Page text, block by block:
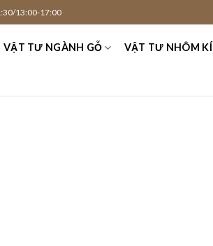
13:00-17:00
VẬT TƯ NGÀNH GỖ VẬT TƯ NHÔM